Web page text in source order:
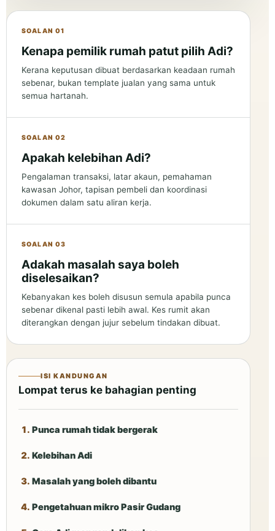
SOALAN 01
Kenapa pemilik rumah patut pilih Adi?
Kerana keputusan dibuat berdasarkan keadaan rumah
sebenar, bukan template jualan yang sama untuk
semua hartanah.
SOALAN 02
Apakah kelebihan Adi?
Pengalaman transaksi, latar akaun, pemahaman
kawasan Johor, tapisan pembeli dan koordinasi
dokumen dalam satu aliran kerja.
SOALAN 03
Adakah masalah saya boleh
diselesaikan?
Kebanyakan kes boleh disusun semula apabila punca
sebenar dikenal pasti lebih awal. Kes rumit akan
diterangkan dengan jujur sebelum tindakan dibuat.
ISI KANDUNGAN
Lompat terus ke bahagian penting
Punca rumah tidak bergerak
Kelebihan Adi
Masalah yang boleh dibantu
Pengetahuan mikro Pasir Gudang